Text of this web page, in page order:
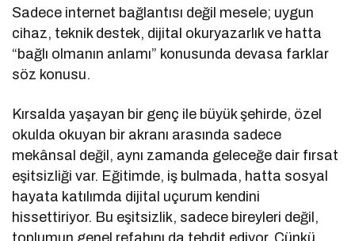
Sadece internet bağlantısı değil mesele; uygun
cihaz, teknik destek, dijital okuryazarlık ve hatta
“bağlı olmanın anlamı” konusunda devasa farklar
söz konusu.
Kırsalda yaşayan bir genç ile büyük şehirde, özel
okulda okuyan bir akranı arasında sadece
mekânsal değil, aynı zamanda geleceğe dair fırsat
eşitsizliği var. Eğitimde, iş bulmada, hatta sosyal
hayata katılımda dijital uçurum kendini
hissettiriyor. Bu eşitsizlik, sadece bireyleri değil,
toplumun genel refahını da tehdit ediyor. Çünkü